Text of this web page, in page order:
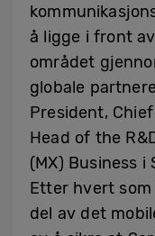
å ligge i front
området
globale
President,
Head of the
(MX) Business i
Etter hvert
del av det